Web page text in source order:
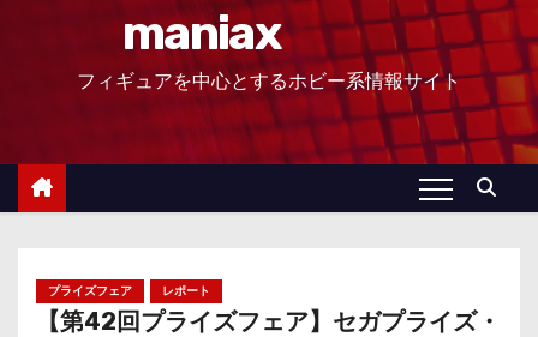
maniax
フィギュアを中心とするホビー系情報サイト
プライズフェア レポート
【第42回プライズフェア】セガプライズ・